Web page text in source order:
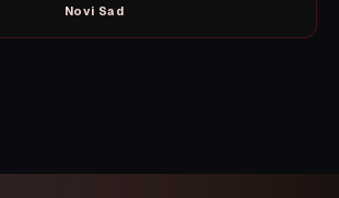
Novi Sad